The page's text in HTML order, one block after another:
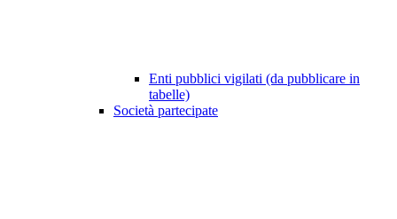
Enti pubblici vigilati (da pubblicare in
tabelle)
Società partecipate